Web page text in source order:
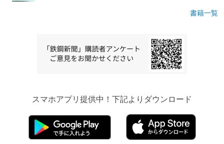
書籍一覧
スマホアプリ提供中！下記よりダウンロード